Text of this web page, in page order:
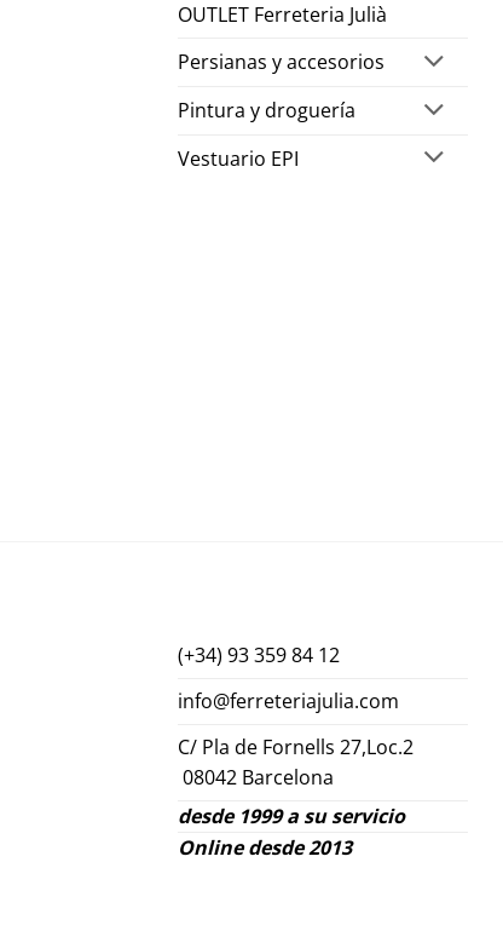
OUTLET Ferreteria Julià
Persianas y accesorios
Pintura y droguería
Vestuario EPI
(+34) 93 359 84 12
info@ferreteriajulia.com
C/ Pla de Fornells 27,Loc.2
08042 Barcelona
desde 1999 a su servicio
Online desde 2013